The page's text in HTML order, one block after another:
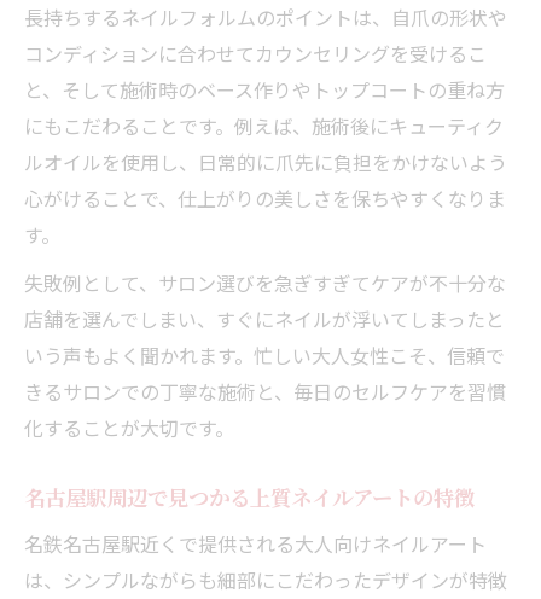
長持ちするネイルフォルムのポイントは、自爪の形状や
コンディションに合わせてカウンセリングを受けるこ
と、そして施術時のベース作りやトップコートの重ね方
にもこだわることです。例えば、施術後にキューティク
ルオイルを使用し、日常的に爪先に負担をかけないよう
心がけることで、仕上がりの美しさを保ちやすくなりま
す。
失敗例として、サロン選びを急ぎすぎてケアが不十分な
店舗を選んでしまい、すぐにネイルが浮いてしまったと
いう声もよく聞かれます。忙しい大人女性こそ、信頼で
きるサロンでの丁寧な施術と、毎日のセルフケアを習慣
化することが大切です。
名古屋駅周辺で見つかる上質ネイルアートの特徴
名鉄名古屋駅近くで提供される大人向けネイルアート
は、シンプルながらも細部にこだわったデザインが特徴